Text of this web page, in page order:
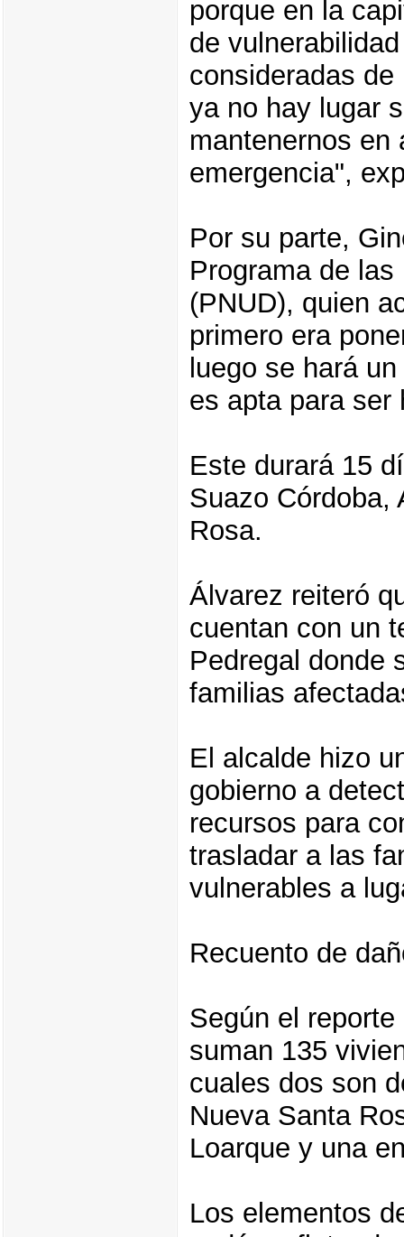
porque en la
de
consideradas
ya no hay lugar
mantenernos en
emergencia",
Por su parte,
Programa de
(PNUD), quien
primero era
luego se hará
es apta para ser
Este durará 15
Suazo Córdoba,
Rosa.
Álvarez reiteró
cuentan con un
Pedregal donde
familias
El alcalde hizo
gobierno a
recursos para
trasladar a las
vulnerables a
Recuento de
Según el
suman 135
cuales dos son
Nueva Santa
Loarque y una
Los elementos